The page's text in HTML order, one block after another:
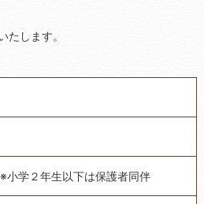
たします。
小学２年生以下は保護者同伴